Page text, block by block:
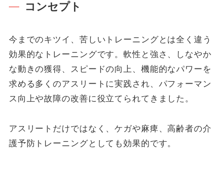
コンセプト
今までのキツイ、苦しいトレーニングとは全く違う
効果的なトレーニングです。軟性と強さ、しなやか
な動きの獲得、スピードの向上、機能的なパワーを
求める多くのアスリートに実践され、パフォーマン
ス向上や故障の改善に役立てられてきました。
アスリートだけではなく、ケガや麻痺、高齢者の介
護予防トレーニングとしても効果的です。